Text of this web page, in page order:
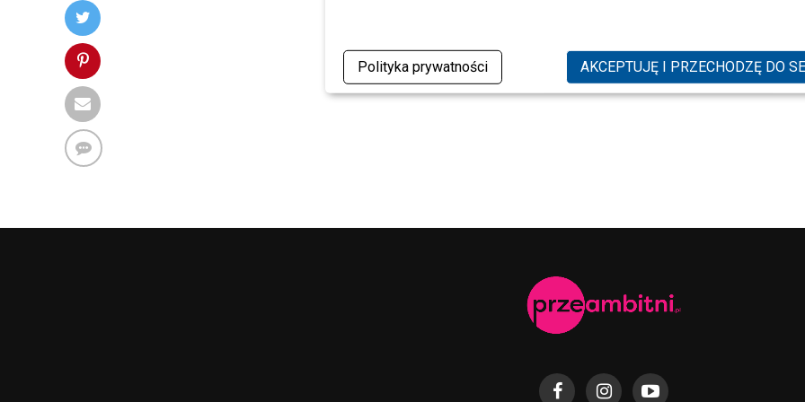
Polityka prywatności AKCEPTUJĘ I PRZECHODZĘ DO